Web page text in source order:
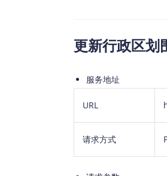
更新行政区划
服务地址
URL
请求方式